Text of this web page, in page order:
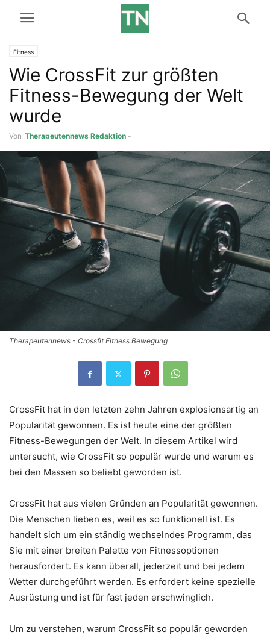
Fitness
Wie CrossFit zur größten
Fitness-Bewegung der Welt
wurde
Von Therapeutennews Redaktion -
Therapeutennews - Crossfit Fitness Bewegung
CrossFit hat in den letzten zehn Jahren explosionsartig an
Popularität gewonnen. Es ist heute eine der größten
Fitness-Bewegungen der Welt. In diesem Artikel wird
untersucht, wie CrossFit so populär wurde und warum es
bei den Massen so beliebt geworden ist.
CrossFit hat aus vielen Gründen an Popularität gewonnen.
Die Menschen lieben es, weil es so funktionell ist. Es
handelt sich um ein ständig wechselndes Programm, das
Sie mit einer breiten Palette von Fitnessoptionen
herausfordert. Es kann überall, jederzeit und bei jedem
Wetter durchgeführt werden. Es erfordert keine spezielle
Ausrüstung und ist für fast jeden erschwinglich.
Um zu verstehen, warum CrossFit so populär geworden